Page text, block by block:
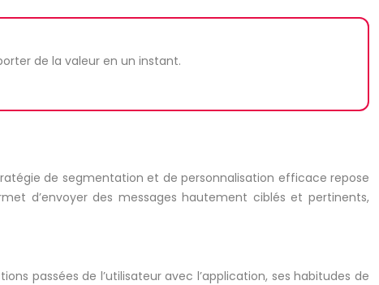
de la valeur en un instant.
de segmentation et de personnalisation efficace repose
d’envoyer des messages hautement ciblés et pertinents,
passées de l’utilisateur avec l’application, ses habitudes de